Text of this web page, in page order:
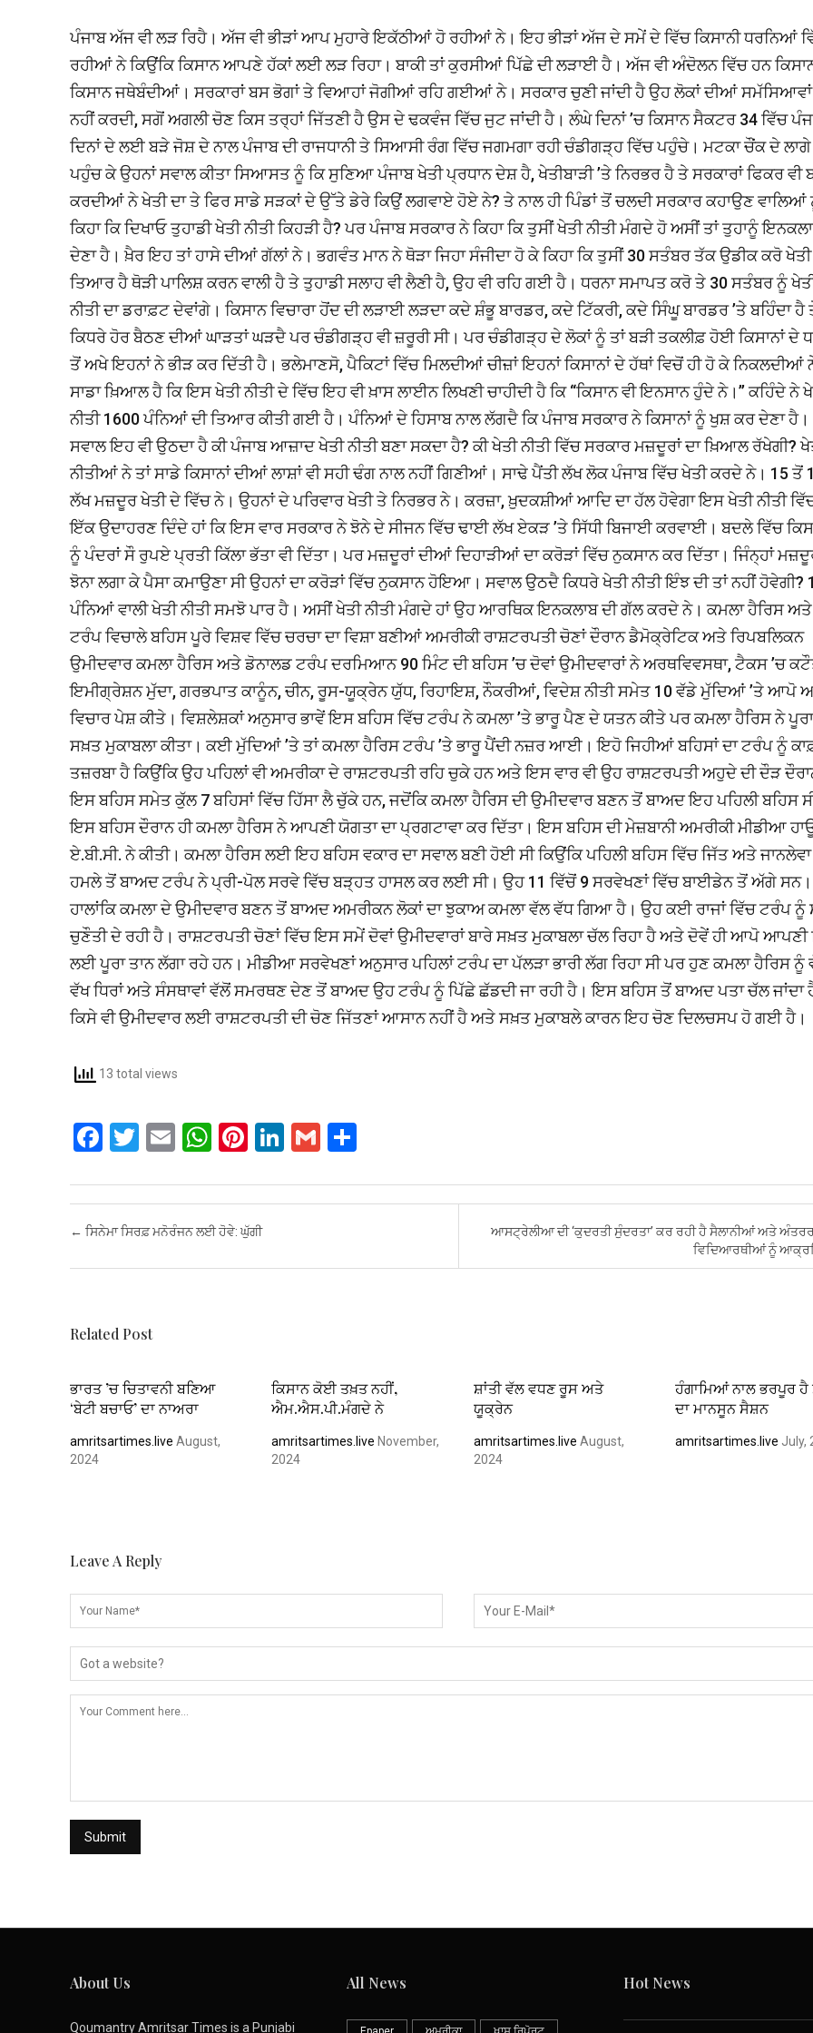
ਪੰਜਾਬ ਅੱਜ ਵੀ ਲੜ ਰਿਹੈ। ਅੱਜ ਵੀ ਭੀੜਾਂ ਆਪ ਮੁਹਾਰੇ ਇਕੱਠੀਆਂ ਹੋ ਰਹੀਆਂ ਨੇ। ਇਹ ਭੀੜਾਂ ਅੱਜ ਦੇ ਸਮੇਂ ਦੇ ਵਿੱਚ ਕਿਸਾਨੀ ਧਰਨਿਆਂ
ਰਹੀਆਂ ਨੇ ਕਿਉਂਕਿ ਕਿਸਾਨ ਆਪਣੇ ਹੱਕਾਂ ਲਈ ਲੜ ਰਿਹਾ। ਬਾਕੀ ਤਾਂ ਕੁਰਸੀਆਂ ਪਿੱਛੇ ਦੀ ਲੜਾਈ ਹੈ। ਅੱਜ ਵੀ ਅੰਦੋਲਨ ਵਿੱਚ ਹਨ
ਕਿਸਾਨ ਜਥੇਬੰਦੀਆਂ। ਸਰਕਾਰਾਂ ਬਸ ਭੋਗਾਂ ਤੇ ਵਿਆਹਾਂ ਜੋਗੀਆਂ ਰਹਿ ਗਈਆਂ ਨੇ। ਸਰਕਾਰ ਚੁਣੀ ਜਾਂਦੀ ਹੈ ਉਹ ਲੋਕਾਂ ਦੀਆਂ
ਨਹੀਂ ਕਰਦੀ, ਸਗੋਂ ਅਗਲੀ ਚੋਣ ਕਿਸ ਤਰ੍ਹਾਂ ਜਿੱਤਣੀ ਹੈ ਉਸ ਦੇ ਢਕਵੰਜ ਵਿੱਚ ਜੁਟ ਜਾਂਦੀ ਹੈ। ਲੰਘੇ ਦਿਨਾਂ ’ਚ ਕਿਸਾਨ ਸੈਕਟਰ 34 ਵਿੱਚ ਪੰਜ
ਦਿਨਾਂ ਦੇ ਲਈ ਬੜੇ ਜੋਸ਼ ਦੇ ਨਾਲ ਪੰਜਾਬ ਦੀ ਰਾਜਧਾਨੀ ਤੇ ਸਿਆਸੀ ਰੰਗ ਵਿੱਚ ਜਗਮਗਾ ਰਹੀ ਚੰਡੀਗੜ੍ਹ ਵਿੱਚ ਪਹੁੰਚੇ। ਮਟਕਾ ਚੌਂਕ ਦੇ ਲਾਗੇ
ਪਹੁੰਚ ਕੇ ਉਹਨਾਂ ਸਵਾਲ ਕੀਤਾ ਸਿਆਸਤ ਨੂੰ ਕਿ ਸੁਣਿਆ ਪੰਜਾਬ ਖੇਤੀ ਪ੍ਰਧਾਨ ਦੇਸ਼ ਹੈ, ਖੇਤੀਬਾੜੀ ’ਤੇ ਨਿਰਭਰ ਹੈ ਤੇ ਸਰਕਾਰਾਂ ਫਿਕਰ ਵੀ
ਕਰਦੀਆਂ ਨੇ ਖੇਤੀ ਦਾ ਤੇ ਫਿਰ ਸਾਡੇ ਸੜਕਾਂ ਦੇ ਉੱਤੇ ਡੇਰੇ ਕਿਉਂ ਲਗਵਾਏ ਹੋਏ ਨੇ? ਤੇ ਨਾਲ ਹੀ ਪਿੰਡਾਂ ਤੋਂ ਚਲਦੀ ਸਰਕਾਰ ਕਹਾਉਣ ਵਾਲਿਆਂ
ਕਿਹਾ ਕਿ ਦਿਖਾਓ ਤੁਹਾਡੀ ਖੇਤੀ ਨੀਤੀ ਕਿਹੜੀ ਹੈ? ਪਰ ਪੰਜਾਬ ਸਰਕਾਰ ਨੇ ਕਿਹਾ ਕਿ ਤੁਸੀਂ ਖੇਤੀ ਨੀਤੀ ਮੰਗਦੇ ਹੋ ਅਸੀਂ ਤਾਂ ਤੁਹਾਨੂੰ
ਦੇਣਾ ਹੈ। ਖ਼ੈਰ ਇਹ ਤਾਂ ਹਾਸੇ ਦੀਆਂ ਗੱਲਾਂ ਨੇ। ਭਗਵੰਤ ਮਾਨ ਨੇ ਥੋੜਾ ਜਿਹਾ ਸੰਜੀਦਾ ਹੋ ਕੇ ਕਿਹਾ ਕਿ ਤੁਸੀਂ 30 ਸਤੰਬਰ ਤੱਕ ਉਡੀਕ ਕਰੋ ਖੇਤੀ
ਤਿਆਰ ਹੈ ਥੋੜੀ ਪਾਲਿਸ਼ ਕਰਨ ਵਾਲੀ ਹੈ ਤੇ ਤੁਹਾਡੀ ਸਲਾਹ ਵੀ ਲੈਣੀ ਹੈ, ਉਹ ਵੀ ਰਹਿ ਗਈ ਹੈ। ਧਰਨਾ ਸਮਾਪਤ ਕਰੋ ਤੇ 30 ਸਤੰਬਰ ਨੂੰ
ਨੀਤੀ ਦਾ ਡਰਾਫ਼ਟ ਦੇਵਾਂਗੇ। ਕਿਸਾਨ ਵਿਚਾਰਾ ਹੋਂਦ ਦੀ ਲੜਾਈ ਲੜਦਾ ਕਦੇ ਸ਼ੰਭੂ ਬਾਰਡਰ, ਕਦੇ ਟਿੱਕਰੀ, ਕਦੇ ਸਿੰਘੂ ਬਾਰਡਰ ’ਤੇ ਬਹਿੰਦਾ
ਕਿਧਰੇ ਹੋਰ ਬੈਠਣ ਦੀਆਂ ਘਾੜਤਾਂ ਘੜਦੈ ਪਰ ਚੰਡੀਗੜ੍ਹ ਵੀ ਜ਼ਰੂਰੀ ਸੀ। ਪਰ ਚੰਡੀਗੜ੍ਹ ਦੇ ਲੋਕਾਂ ਨੂੰ ਤਾਂ ਬੜੀ ਤਕਲੀਫ਼ ਹੋਈ ਕਿਸਾਨਾਂ ਦੇ
ਤੋਂ ਅਖੇ ਇਹਨਾਂ ਨੇ ਭੀੜ ਕਰ ਦਿੱਤੀ ਹੈ। ਭਲੇਮਾਣਸੋ, ਪੈਕਿਟਾਂ ਵਿੱਚ ਮਿਲਦੀਆਂ ਚੀਜ਼ਾਂ ਇਹਨਾਂ ਕਿਸਾਨਾਂ ਦੇ ਹੱਥਾਂ ਵਿਚੋਂ ਹੀ ਹੋ ਕੇ ਨਿਕਲਦੀਆਂ
ਸਾਡਾ ਖ਼ਿਆਲ ਹੈ ਕਿ ਇਸ ਖੇਤੀ ਨੀਤੀ ਦੇ ਵਿੱਚ ਇਹ ਵੀ ਖ਼ਾਸ ਲਾਈਨ ਲਿਖਣੀ ਚਾਹੀਦੀ ਹੈ ਕਿ ‘‘ਕਿਸਾਨ ਵੀ ਇਨਸਾਨ ਹੁੰਦੇ ਨੇ।’’ ਕਹਿੰਦੇ ਨੇ
ਨੀਤੀ 1600 ਪੰਨਿਆਂ ਦੀ ਤਿਆਰ ਕੀਤੀ ਗਈ ਹੈ। ਪੰਨਿਆਂ ਦੇ ਹਿਸਾਬ ਨਾਲ ਲੱਗਦੈ ਕਿ ਪੰਜਾਬ ਸਰਕਾਰ ਨੇ ਕਿਸਾਨਾਂ ਨੂੰ ਖੁਸ਼ ਕਰ ਦੇਣਾ ਹੈ।
ਸਵਾਲ ਇਹ ਵੀ ਉਠਦਾ ਹੈ ਕੀ ਪੰਜਾਬ ਆਜ਼ਾਦ ਖੇਤੀ ਨੀਤੀ ਬਣਾ ਸਕਦਾ ਹੈ? ਕੀ ਖੇਤੀ ਨੀਤੀ ਵਿੱਚ ਸਰਕਾਰ ਮਜ਼ਦੂਰਾਂ ਦਾ ਖ਼ਿਆਲ ਰੱਖੇਗੀ?
ਨੀਤੀਆਂ ਨੇ ਤਾਂ ਸਾਡੇ ਕਿਸਾਨਾਂ ਦੀਆਂ ਲਾਸ਼ਾਂ ਵੀ ਸਹੀ ਢੰਗ ਨਾਲ ਨਹੀਂ ਗਿਣੀਆਂ। ਸਾਢੇ ਪੈਂਤੀ ਲੱਖ ਲੋਕ ਪੰਜਾਬ ਵਿੱਚ ਖੇਤੀ ਕਰਦੇ ਨੇ। 15 ਤੋਂ
ਲੱਖ ਮਜ਼ਦੂਰ ਖੇਤੀ ਦੇ ਵਿੱਚ ਨੇ। ਉਹਨਾਂ ਦੇ ਪਰਿਵਾਰ ਖੇਤੀ ਤੇ ਨਿਰਭਰ ਨੇ। ਕਰਜ਼ਾ, ਖ਼ੁਦਕਸ਼ੀਆਂ ਆਦਿ ਦਾ ਹੱਲ ਹੋਵੇਗਾ ਇਸ ਖੇਤੀ ਨੀਤੀ
ਇੱਕ ਉਦਾਹਰਣ ਦਿੰਦੇ ਹਾਂ ਕਿ ਇਸ ਵਾਰ ਸਰਕਾਰ ਨੇ ਝੋਨੇ ਦੇ ਸੀਜਨ ਵਿੱਚ ਢਾਈ ਲੱਖ ਏਕੜ ’ਤੇ ਸਿੱਧੀ ਬਿਜਾਈ ਕਰਵਾਈ। ਬਦਲੇ ਵਿੱਚ
ਨੂੰ ਪੰਦਰਾਂ ਸੌ ਰੁਪਏ ਪ੍ਰਤੀ ਕਿੱਲਾ ਭੱਤਾ ਵੀ ਦਿੱਤਾ। ਪਰ ਮਜ਼ਦੂਰਾਂ ਦੀਆਂ ਦਿਹਾੜੀਆਂ ਦਾ ਕਰੋੜਾਂ ਵਿੱਚ ਨੁਕਸਾਨ ਕਰ ਦਿੱਤਾ। ਜਿੰਨ੍ਹਾਂ
ਝੋਨਾ ਲਗਾ ਕੇ ਪੈਸਾ ਕਮਾਉਣਾ ਸੀ ਉਹਨਾਂ ਦਾ ਕਰੋੜਾਂ ਵਿੱਚ ਨੁਕਸਾਨ ਹੋਇਆ। ਸਵਾਲ ਉਠਦੈ ਕਿਧਰੇ ਖੇਤੀ ਨੀਤੀ ਇੰਝ ਦੀ ਤਾਂ ਨਹੀਂ ਹੋਵੇਗੀ?
ਪੰਨਿਆਂ ਵਾਲੀ ਖੇਤੀ ਨੀਤੀ ਸਮਝੋ ਪਾਰ ਹੈ। ਅਸੀਂ ਖੇਤੀ ਨੀਤੀ ਮੰਗਦੇ ਹਾਂ ਉਹ ਆਰਥਿਕ ਇਨਕਲਾਬ ਦੀ ਗੱਲ ਕਰਦੇ ਨੇ। ਕਮਲਾ ਹੈਰਿਸ ਅਤੇ
ਟਰੰਪ ਵਿਚਾਲੇ ਬਹਿਸ ਪੂਰੇ ਵਿਸ਼ਵ ਵਿੱਚ ਚਰਚਾ ਦਾ ਵਿਸ਼ਾ ਬਣੀਆਂ ਅਮਰੀਕੀ ਰਾਸ਼ਟਰਪਤੀ ਚੋਣਾਂ ਦੌਰਾਨ ਡੈਮੋਕ੍ਰੇਟਿਕ ਅਤੇ ਰਿਪਬਲਿਕਨ
ਉਮੀਦਵਾਰ ਕਮਲਾ ਹੈਰਿਸ ਅਤੇ ਡੋਨਾਲਡ ਟਰੰਪ ਦਰਮਿਆਨ 90 ਮਿੰਟ ਦੀ ਬਹਿਸ ’ਚ ਦੋਵਾਂ ਉਮੀਦਵਾਰਾਂ ਨੇ ਅਰਥਵਿਵਸਥਾ, ਟੈਕਸ ’ਚ
ਇਮੀਗ੍ਰੇਸ਼ਨ ਮੁੱਦਾ, ਗਰਭਪਾਤ ਕਾਨੂੰਨ, ਚੀਨ, ਰੂਸ-ਯੂਕ੍ਰੇਨ ਯੁੱਧ, ਰਿਹਾਇਸ਼, ਨੌਕਰੀਆਂ, ਵਿਦੇਸ਼ ਨੀਤੀ ਸਮੇਤ 10 ਵੱਡੇ ਮੁੱਦਿਆਂ ’ਤੇ ਆਪੋ
ਵਿਚਾਰ ਪੇਸ਼ ਕੀਤੇ। ਵਿਸ਼ਲੇਸ਼ਕਾਂ ਅਨੁਸਾਰ ਭਾਵੇਂ ਇਸ ਬਹਿਸ ਵਿੱਚ ਟਰੰਪ ਨੇ ਕਮਲਾ ’ਤੇ ਭਾਰੂ ਪੈਣ ਦੇ ਯਤਨ ਕੀਤੇ ਪਰ ਕਮਲਾ ਹੈਰਿਸ ਨੇ ਪੂਰਾ
ਸਖ਼ਤ ਮੁਕਾਬਲਾ ਕੀਤਾ। ਕਈ ਮੁੱਦਿਆਂ ’ਤੇ ਤਾਂ ਕਮਲਾ ਹੈਰਿਸ ਟਰੰਪ ’ਤੇ ਭਾਰੂ ਪੈਂਦੀ ਨਜ਼ਰ ਆਈ। ਇਹੋ ਜਿਹੀਆਂ ਬਹਿਸਾਂ ਦਾ ਟਰੰਪ ਨੂੰ
ਤਜ਼ਰਬਾ ਹੈ ਕਿਉਂਕਿ ਉਹ ਪਹਿਲਾਂ ਵੀ ਅਮਰੀਕਾ ਦੇ ਰਾਸ਼ਟਰਪਤੀ ਰਹਿ ਚੁਕੇ ਹਨ ਅਤੇ ਇਸ ਵਾਰ ਵੀ ਉਹ ਰਾਸ਼ਟਰਪਤੀ ਅਹੁਦੇ ਦੀ ਦੌੜ
ਇਸ ਬਹਿਸ ਸਮੇਤ ਕੁੱਲ 7 ਬਹਿਸਾਂ ਵਿੱਚ ਹਿੱਸਾ ਲੈ ਚੁੱਕੇ ਹਨ, ਜਦੋਂਕਿ ਕਮਲਾ ਹੈਰਿਸ ਦੀ ਉਮੀਦਵਾਰ ਬਣਨ ਤੋਂ ਬਾਅਦ ਇਹ ਪਹਿਲੀ ਬਹਿਸ
ਇਸ ਬਹਿਸ ਦੌਰਾਨ ਹੀ ਕਮਲਾ ਹੈਰਿਸ ਨੇ ਆਪਣੀ ਯੋਗਤਾ ਦਾ ਪ੍ਰਗਟਾਵਾ ਕਰ ਦਿੱਤਾ। ਇਸ ਬਹਿਸ ਦੀ ਮੇਜ਼ਬਾਨੀ ਅਮਰੀਕੀ ਮੀਡੀਆ
ਏ.ਬੀ.ਸੀ. ਨੇ ਕੀਤੀ। ਕਮਲਾ ਹੈਰਿਸ ਲਈ ਇਹ ਬਹਿਸ ਵਕਾਰ ਦਾ ਸਵਾਲ ਬਣੀ ਹੋਈ ਸੀ ਕਿਉਂਕਿ ਪਹਿਲੀ ਬਹਿਸ ਵਿੱਚ ਜਿੱਤ ਅਤੇ ਜਾਨਲੇਵਾ
ਹਮਲੇ ਤੋਂ ਬਾਅਦ ਟਰੰਪ ਨੇ ਪ੍ਰੀ-ਪੋਲ ਸਰਵੇ ਵਿੱਚ ਬੜ੍ਹਤ ਹਾਸਲ ਕਰ ਲਈ ਸੀ। ਉਹ 11 ਵਿੱਚੋਂ 9 ਸਰਵੇਖਣਾਂ ਵਿੱਚ ਬਾਈਡੇਨ ਤੋਂ ਅੱਗੇ ਸਨ।
ਹਾਲਾਂਕਿ ਕਮਲਾ ਦੇ ਉਮੀਦਵਾਰ ਬਣਨ ਤੋਂ ਬਾਅਦ ਅਮਰੀਕਨ ਲੋਕਾਂ ਦਾ ਝੁਕਾਅ ਕਮਲਾ ਵੱਲ ਵੱਧ ਗਿਆ ਹੈ। ਉਹ ਕਈ ਰਾਜਾਂ ਵਿੱਚ ਟਰੰਪ ਨੂੰ
ਚੁਣੌਤੀ ਦੇ ਰਹੀ ਹੈ। ਰਾਸ਼ਟਰਪਤੀ ਚੋਣਾਂ ਵਿੱਚ ਇਸ ਸਮੇਂ ਦੋਵਾਂ ਉਮੀਦਵਾਰਾਂ ਬਾਰੇ ਸਖ਼ਤ ਮੁਕਾਬਲਾ ਚੱਲ ਰਿਹਾ ਹੈ ਅਤੇ ਦੋਵੇਂ ਹੀ ਆਪੋ ਆਪਣੀ
ਲਈ ਪੂਰਾ ਤਾਨ ਲੱਗਾ ਰਹੇ ਹਨ। ਮੀਡੀਆ ਸਰਵੇਖਣਾਂ ਅਨੁਸਾਰ ਪਹਿਲਾਂ ਟਰੰਪ ਦਾ ਪੱਲੜਾ ਭਾਰੀ ਲੱਗ ਰਿਹਾ ਸੀ ਪਰ ਹੁਣ ਕਮਲਾ ਹੈਰਿਸ ਨੂੰ
ਵੱਖ ਧਿਰਾਂ ਅਤੇ ਸੰਸਥਾਵਾਂ ਵੱਲੋਂ ਸਮਰਥਣ ਦੇਣ ਤੋਂ ਬਾਅਦ ਉਹ ਟਰੰਪ ਨੂੰ ਪਿੱਛੇ ਛੱਡਦੀ ਜਾ ਰਹੀ ਹੈ। ਇਸ ਬਹਿਸ ਤੋਂ ਬਾਅਦ ਪਤਾ ਚੱਲ ਜਾਂਦਾ
ਕਿਸੇ ਵੀ ਉਮੀਦਵਾਰ ਲਈ ਰਾਸ਼ਟਰਪਤੀ ਦੀ ਚੋਣ ਜਿੱਤਣਾਂ ਆਸਾਨ ਨਹੀਂ ਹੈ ਅਤੇ ਸਖ਼ਤ ਮੁਕਾਬਲੇ ਕਾਰਨ ਇਹ ਚੋਣ ਦਿਲਚਸਪ ਹੋ ਗਈ ਹੈ।
13 total views
F
ce
b
T
tt
er
E
ail
W
at
s
Pi
er
es
Li
ke
G
ail ar
Post navigation
← ਸਿਨੇਮਾ ਸਿਰਫ਼ ਮਨੋਰੰਜਨ ਲਈ ਹੋਵੇ: ਘੁੱਗੀ
ਆਸਟ੍ਰੇਲੀਆ ਦੀ ‘ਕੁਦਰਤੀ ਸੁੰਦਰਤਾ’ ਕਰ ਰਹੀ ਹੈ ਸੈਲਾਨੀਆਂ ਅਤੇ
ਵਿਦਿਆਰਥੀਆਂ ਨੂੰ
Related Post
ਭਾਰਤ ’ਚ ਚਿਤਾਵਨੀ ਬਣਿਆ
‘ਬੇਟੀ ਬਚਾਓ’ ਦਾ ਨਾਅਰਾ
amritsartimes.live August,
2024
ਕਿਸਾਨ ਕੋਈ ਤਖ਼ਤ ਨਹੀਂ,
ਐਮ.ਐਸ.ਪੀ.ਮੰਗਦੇ ਨੇ
amritsartimes.live November,
2024
ਸ਼ਾਂਤੀ ਵੱਲ ਵਧਣ ਰੂਸ ਅਤੇ
ਯੂਕ੍ਰੇਨ
amritsartimes.live August,
2024
ਹੰਗਾਮਿਆਂ ਨਾਲ ਭਰਪੂਰ
ਦਾ ਮਾਨਸੂਨ ਸੈਸ਼ਨ
amritsartimes.live July,
Leave A Reply
About Us
Qoumantry Amritsar Times is a Punjabi
All News Hot News